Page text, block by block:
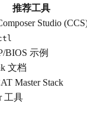
推荐工具
Studio
BIOS 示例
文档
Master Stack
工具